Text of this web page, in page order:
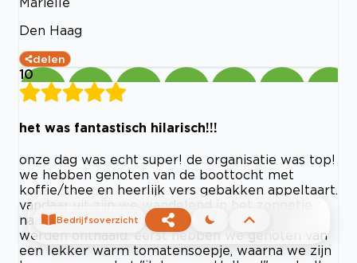
Den Haag
delen
10
het was fantastisch hilarisch!!!
onze dag was echt super! de organisatie was top!
we hebben genoten van de boottocht met
koffie/thee en heerlijk vers gebakken appeltaart.
vandaar uit zijn we wandelend in het zonnetje
naar Stadscafe Blij gegaan, waar we warm
werden onthaald. eerst hebben we genoten van
een lekker warm tomatensoepje, waarna we zijn
Bedrijfsoverzicht